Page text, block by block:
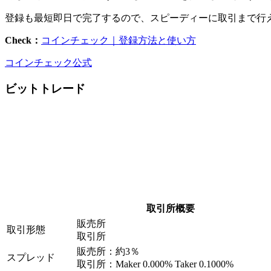
登録も最短即日で完了するので、スピーディーに取引まで行
Check： コインチェック｜登録方法と使い方
コインチェック公式
ビットトレード
取引所概要
取引形態
販売所
取引所
スプレッド
販売所：約3％
取引所：Maker 0.000% Taker 0.1000%